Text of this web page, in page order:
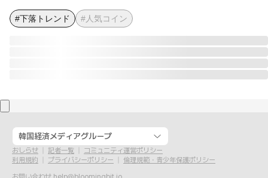
#下落トレンド #人気コイン
韓国経済メディアグループ
おしらせ 記者一覧
コミュニティ運営ポリシー
利用規約
プライバシーポリシー
倫理規範・青少年保護ポリシー